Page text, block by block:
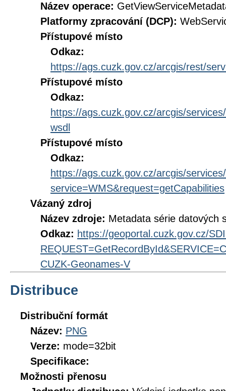
Název operace:
Platformy zpracování (DCP):
Přístupové místo
Odkaz:
https://ags.cuzk.gov.cz/arcgis/rest/
Přístupové místo
Odkaz:
https://ags.cuzk.gov.cz/arcgis/
wsdl
Přístupové místo
Odkaz:
https://ags.cuzk.gov.cz/arcgis/
service=WMS&request=getCapabilities
Vázaný zdroj
Název zdroje: Metadata série datových
Odkaz: https://geoportal.cuzk.gov.cz/
CUZK-Geonames-V
Distribuce
Distribuční formát
Název: PNG
Verze: mode=32bit
Specifikace:
Možnosti přenosu